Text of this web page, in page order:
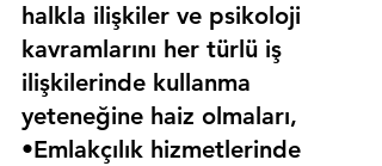
halkla ilişkiler ve psikoloji
kavramlarını her türlü iş
ilişkilerinde kullanma
yeteneğine haiz olmaları,
•Emlakçılık hizmetlerinde